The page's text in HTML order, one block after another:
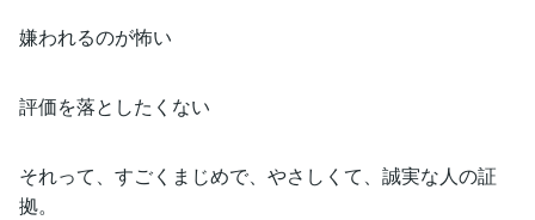
嫌われるのが怖い
評価を落としたくない
それって、すごくまじめで、やさしくて、誠実な人の証
拠。